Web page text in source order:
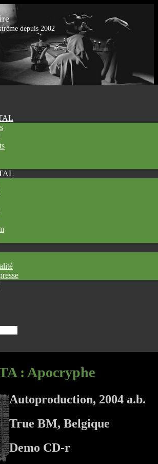
depuis 2002
: Apocryphe
Autoproduction, 2004 a.b.
True BM, Belgique
Demo CD-r